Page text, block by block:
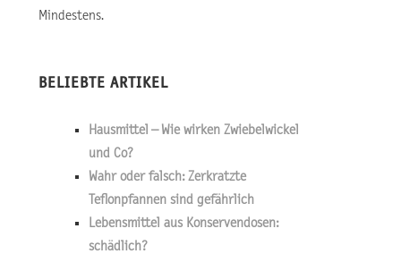
Mindestens.
BELIEBTE ARTIKEL
Hausmittel – Wie wirken Zwiebelwickel
und Co?
Wahr oder falsch: Zerkratzte
Teflonpfannen sind gefährlich
Lebensmittel aus Konservendosen:
schädlich?